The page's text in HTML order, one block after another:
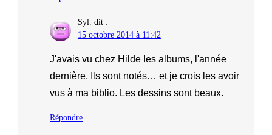
Syl. dit :
15 octobre 2014 à 11:42
J'avais vu chez Hilde les albums, l'année
dernière. Ils sont notés… et je crois les avoir
vus à ma biblio. Les dessins sont beaux.
Répondre